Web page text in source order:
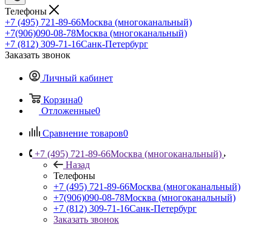
Телефоны
+7 (495) 721-89-66Москва (многоканальный)
+7(906)090-08-78Москва (многоканальный)
+7 (812) 309-71-16Санк-Петербург
Заказать звонок
Личный кабинет
Корзина0
Отложенные0
Сравнение товаров0
+7 (495) 721-89-66Москва (многоканальный)
Назад
Телефоны
+7 (495) 721-89-66Москва (многоканальный)
+7(906)090-08-78Москва (многоканальный)
+7 (812) 309-71-16Санк-Петербург
Заказать звонок